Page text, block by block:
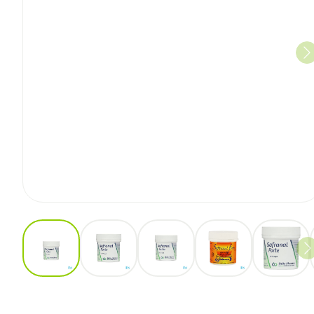
View larger image View larger imageView largerView